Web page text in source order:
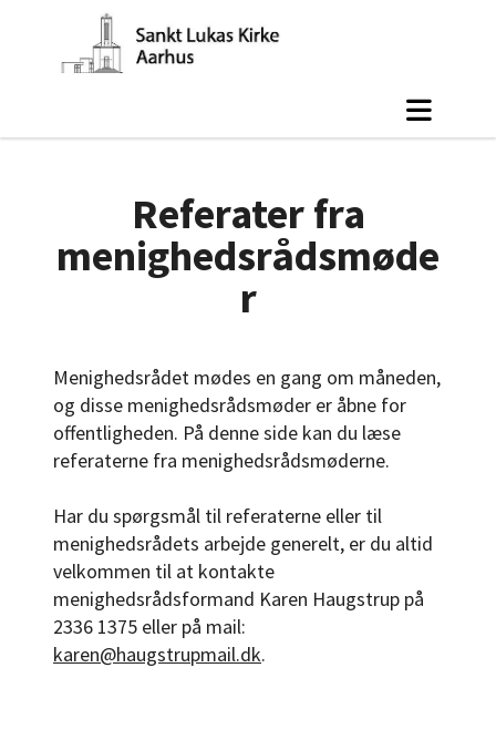
Referater fra
menighedsrådsmøde
r
Menighedsrådet mødes en gang om måneden,
og disse menighedsrådsmøder er åbne for
offentligheden. På denne side kan du læse
referaterne fra menighedsrådsmøderne.
Har du spørgsmål til referaterne eller til
menighedsrådets arbejde generelt, er du altid
velkommen til at kontakte
menighedsrådsformand Karen Haugstrup på
2336 1375 eller på mail:
karen@haugstrupmail.dk.